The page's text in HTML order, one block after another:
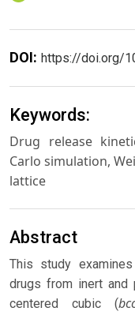
DOI: https://doi.org/
Keywords:
Drug release
Carlo simulation,
lattice
Abstract
This study
drugs from inert and
centered cubic (